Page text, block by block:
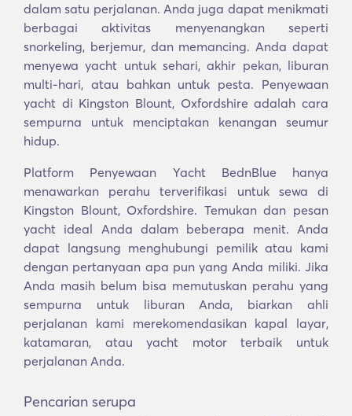
dalam satu perjalanan. Anda juga dapat menikmati
berbagai aktivitas menyenangkan seperti
snorkeling, berjemur, dan memancing. Anda dapat
menyewa yacht untuk sehari, akhir pekan, liburan
multi-hari, atau bahkan untuk pesta. Penyewaan
yacht di Kingston Blount, Oxfordshire adalah cara
sempurna untuk menciptakan kenangan seumur
hidup.
Platform Penyewaan Yacht BednBlue hanya
menawarkan perahu terverifikasi untuk sewa di
Kingston Blount, Oxfordshire. Temukan dan pesan
yacht ideal Anda dalam beberapa menit. Anda
dapat langsung menghubungi pemilik atau kami
dengan pertanyaan apa pun yang Anda miliki. Jika
Anda masih belum bisa memutuskan perahu yang
sempurna untuk liburan Anda, biarkan ahli
perjalanan kami merekomendasikan kapal layar,
katamaran, atau yacht motor terbaik untuk
perjalanan Anda.
Pencarian serupa